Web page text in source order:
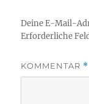
Deine E-Mail-
Erforderliche
KOMMENTAR *